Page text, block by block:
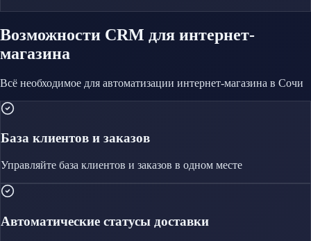
Возможности CRM для интернет-
магазина
Всё необходимое для автоматизации интернет-магазина в Сочи
База клиентов и заказов
Управляйте база клиентов и заказов в одном месте
Автоматические статусы доставки